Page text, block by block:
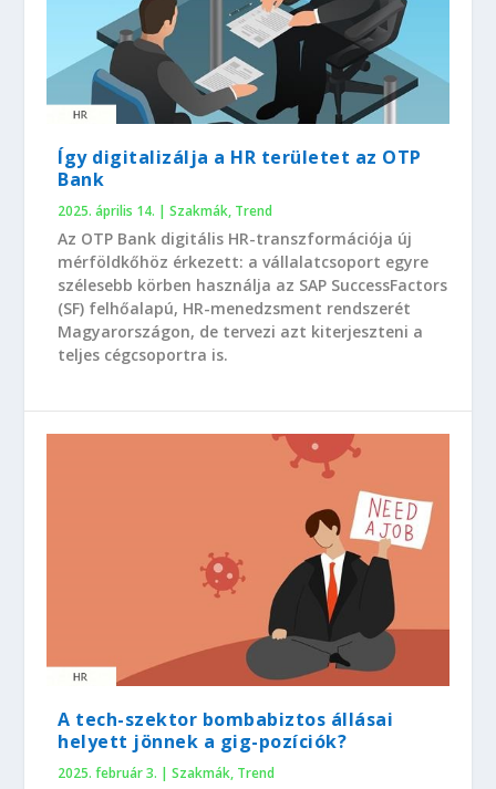
Így digitalizálja a HR területet az OTP
Bank
2025. április 14. |Szakmák, Trend
Az OTP Bank digitális HR-transzformációja új
mérföldkőhöz érkezett: a vállalatcsoport egyre
szélesebb körben használja az SAP SuccessFactors
(SF) felhőalapú, HR-menedzsment rendszerét
Magyarországon, de tervezi azt kiterjeszteni a
teljes cégcsoportra is.
A tech-szektor bombabiztos állásai
helyett jönnek a gig-pozíciók?
2025. február 3. |Szakmák, Trend